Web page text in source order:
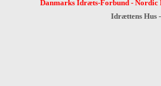
Danmarks Idræts-Forbund- Nordic
Idrættens Hus